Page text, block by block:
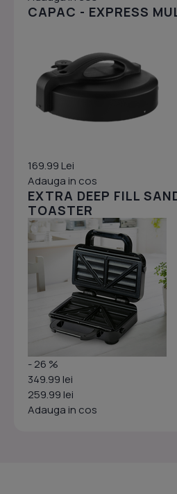
CAPAC - EXPRESS
169.99 Lei
Adauga in cos
EXTRA DEEP FILL
TOASTER
- 26 %
349.99 lei
259.99 lei
Adauga in cos